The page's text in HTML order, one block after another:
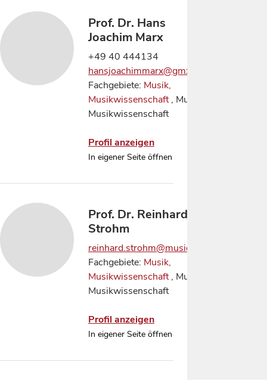
Prof. Dr. Hans
Joachim Marx
+49 40 444134
hansjoachimmarx@gmx.de
Fachgebiete: Musik,
Musikwissenschaft, Musik,
Musikwissenschaft
Profil anzeigen
In eigener Seite öffnen
Prof. Dr. Reinhard
Strohm
reinhard.strohm@music.ox.ac.uk
Fachgebiete: Musik,
Musikwissenschaft, Musik,
Musikwissenschaft
Profil anzeigen
In eigener Seite öffnen